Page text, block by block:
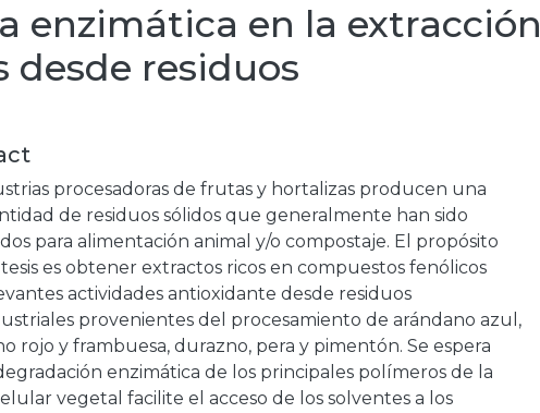
enzimática en la extracción
residuos
procesadoras de frutas y hortalizas producen una
de residuos sólidos que generalmente han sido
para alimentación animal y/o compostaje. El propósito
es obtener extractos ricos en compuestos fenólicos
actividades antioxidante desde residuos
provenientes del procesamiento de arándano azul,
rojo y frambuesa, durazno, pera y pimentón. Se espera
enzimática de los principales polímeros de la
vegetal facilite el acceso de los solventes a los